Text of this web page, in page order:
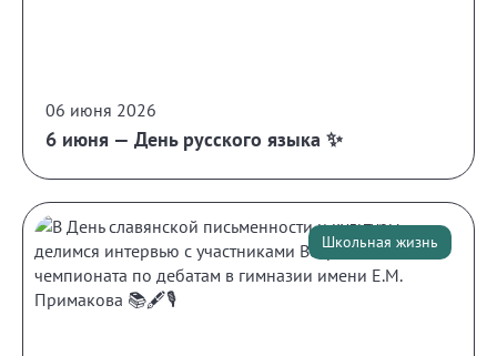
06 июня 2026
6 июня — День русского языка ✨
Школьная жизнь